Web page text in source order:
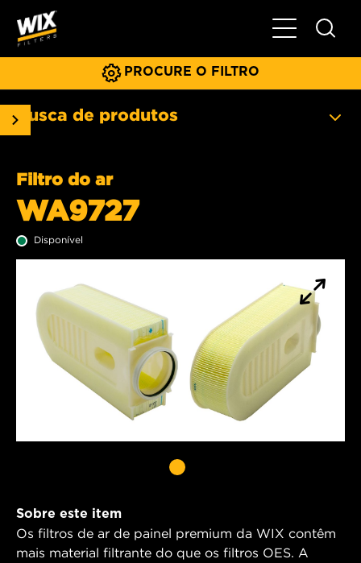
Menu
PROCURE O FILTRO
Busca de produtos
Filtro do ar
WA9727
Disponível
Sobre este item
Os filtros de ar de painel premium da WIX contêm
mais material filtrante do que os filtros OES. A